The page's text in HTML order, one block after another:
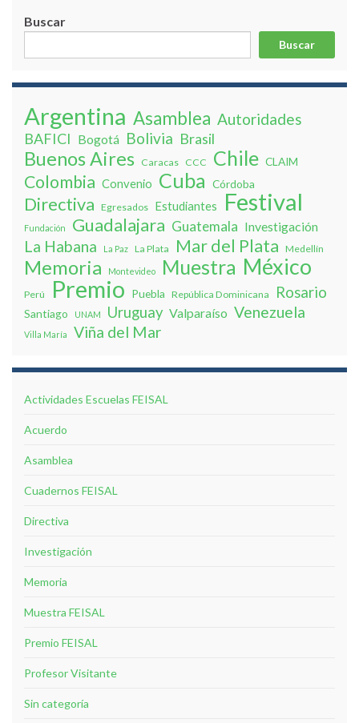
Buscar
Buscar
Argentina Asamblea Autoridades
BAFICI Bogotá Bolivia Brasil
Buenos Aires Caracas CCC Chile CLAIM
Colombia Convenio Cuba Córdoba
Directiva Egresados Estudiantes Festival
Fundación Guadalajara Guatemala Investigación
La Habana La Paz La Plata Mar del Plata Medellín
Memoria Montevideo Muestra México
Perú Premio Puebla República Dominicana Rosario
Santiago UNAM Uruguay Valparaíso Venezuela
Villa Marí­a Viña del Mar
Actividades Escuelas FEISAL
Acuerdo
Asamblea
Cuadernos FEISAL
Directiva
Investigación
Memoria
Muestra FEISAL
Premio FEISAL
Profesor Visitante
Sin categoría